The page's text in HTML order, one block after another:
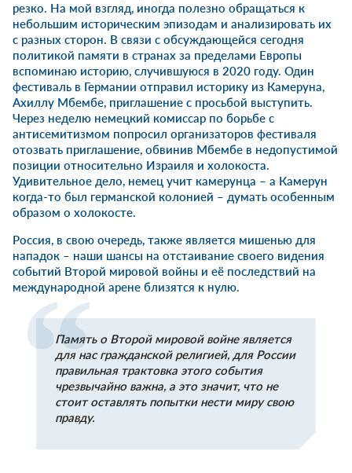
резко. На мой взгляд, иногда полезно обращаться к
небольшим историческим эпизодам и анализировать их
с разных сторон. В связи с обсуждающейся сегодня
политикой памяти в странах за пределами Европы
вспоминаю историю, случившуюся в 2020 году. Один
фестиваль в Германии отправил историку из Камеруна,
Ахиллу Мбембе, приглашение с просьбой выступить.
Через неделю немецкий комиссар по борьбе с
антисемитизмом попросил организаторов фестиваля
отозвать приглашение, обвинив Мбембе в недопустимой
позиции относительно Израиля и холокоста.
Удивительное дело, немец учит камерунца – а Камерун
когда-то был германской колонией – думать особенным
образом о холокосте.
Россия, в свою очередь, также является мишенью для
нападок – наши шансы на отстаивание своего видения
событий Второй мировой войны и её последствий на
международной арене близятся к нулю.
Память о Второй мировой войне является
для нас гражданской религией, для России
правильная трактовка этого события
чрезвычайно важна, а это значит, что не
стоит оставлять попытки нести миру свою
правду.